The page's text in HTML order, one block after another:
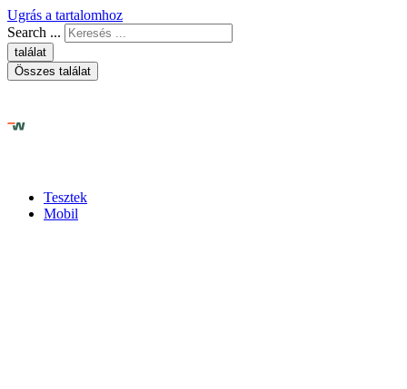
Ugrás a tartalomhoz
Search ...
találat
Összes találat
Tesztek
Mobil